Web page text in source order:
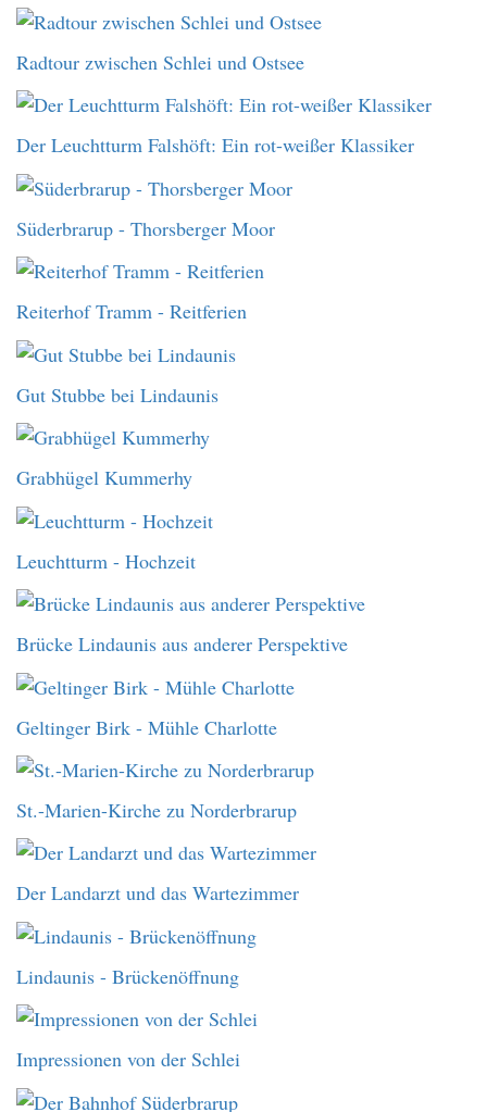
Radtour zwischen Schlei und Ostsee
Der Leuchtturm Falshöft: Ein rot-weißer Klassiker
Süderbrarup - Thorsberger Moor
Reiterhof Tramm - Reitferien
Gut Stubbe bei Lindaunis
Grabhügel Kummerhy
Leuchtturm - Hochzeit
Brücke Lindaunis aus anderer Perspektive
Geltinger Birk - Mühle Charlotte
St.-Marien-Kirche zu Norderbrarup
Der Landarzt und das Wartezimmer
Lindaunis - Brückenöffnung
Impressionen von der Schlei